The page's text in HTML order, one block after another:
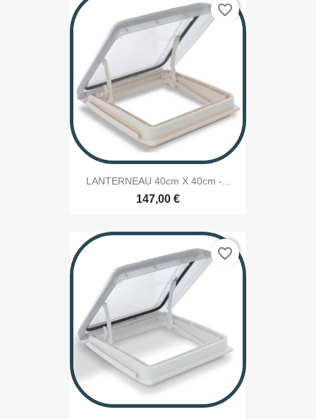
LANTERNEAU 40cm X 40cm -...
147,00 €
favorite_border
favorite_border